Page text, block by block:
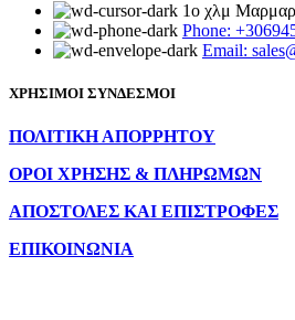
1ο χλμ
Phone:
Email:
ΧΡΗΣΙΜΟΙ ΣΥΝΔΕΣΜΟΙ
ΠΟΛΙΤΙΚΗ ΑΠΟΡΡΗΤΟΥ
ΟΡΟΙ ΧΡΗΣΗΣ & ΠΛΗΡΩΜΩΝ
ΑΠΟΣΤΟΛΕΣ ΚΑΙ ΕΠΙΣΤΡΟΦΕΣ
ΕΠΙΚΟΙΝΩΝΙΑ